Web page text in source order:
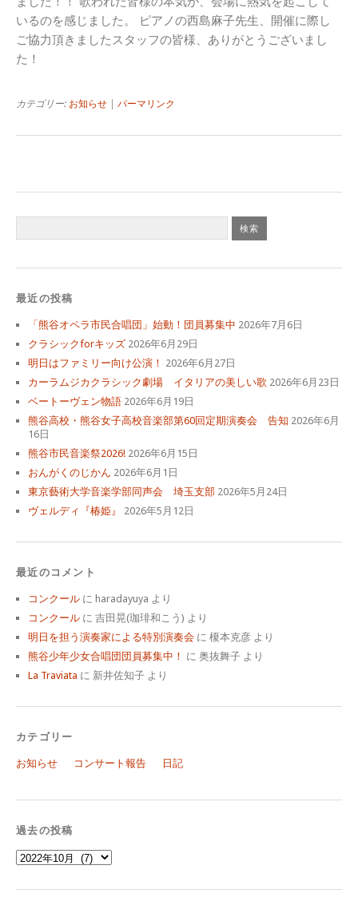
いるのを感じました。 ピアノの西島麻子先生、開催に際し
ご協力頂きましたスタッフの皆様、ありがとうございまし
た！
カテゴリー: お知らせ パーマリンク
最近の投稿
「熊谷オペラ市民合唱団」始動！団員募集中 2026年7月6日
クラシックforキッズ 2026年6月29日
明日はファミリー向け公演！ 2026年6月27日
カーラムジカクラシック劇場 イタリアの美しい歌 2026年6月23日
ベートーヴェン物語 2026年6月19日
熊谷高校・熊谷女子高校音楽部第60回定期演奏会 告知 2026年6月
16日
熊谷市民音楽祭2026! 2026年6月15日
おんがくのじかん 2026年6月1日
東京藝術大学音楽学部同声会 埼玉支部 2026年5月24日
ヴェルディ『椿姫』
2026年5月12日
最近のコメント
コンクール に haradayuya より
コンクール に 吉田晃(珈琲和こう) より
明日を担う演奏家による特別演奏会 に 榎本克彦 より
熊谷少年少女合唱団団員募集中！ に 奥抜舞子 より
La Traviata に 新井佐知子 より
カテゴリー
お知らせ コンサート報告 日記
過去の投稿
過
去